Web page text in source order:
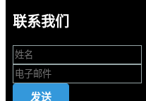
联系我们
发送